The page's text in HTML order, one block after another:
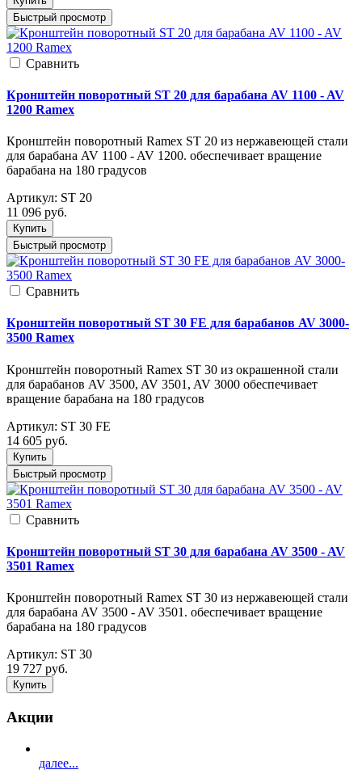
Быстрый просмотр
Cравнить
Кронштейн поворотный ST 20 для барабана AV 1100 - AV
1200 Ramex
Кронштейн поворотный Ramex ST 20 из нержавеющей стали
для барабана AV 1100 - AV 1200. обеспечивает вращение
барабана на 180 градусов
Артикул: ST 20
11 096 руб.
Купить
Быстрый просмотр
Cравнить
Кронштейн поворотный ST 30 FE для барабанов AV 3000-
3500 Ramex
Кронштейн поворотный Ramex ST 30 из окрашенной стали
для барабанов AV 3500, AV 3501, AV 3000 обеспечивает
вращение барабана на 180 градусов
Артикул: ST 30 FE
14 605 руб.
Купить
Быстрый просмотр
Cравнить
Кронштейн поворотный ST 30 для барабана AV 3500 - AV
3501 Ramex
Кронштейн поворотный Ramex ST 30 из нержавеющей стали
для барабана AV 3500 - AV 3501. обеспечивает вращение
барабана на 180 градусов
Артикул: ST 30
19 727 руб.
Купить
Акции
далее...